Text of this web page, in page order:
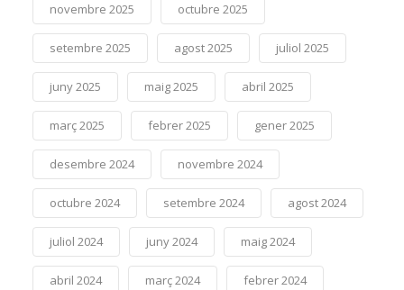
novembre 2025 octubre 2025
setembre 2025 agost 2025 juliol 2025
juny 2025 maig 2025 abril 2025
març 2025 febrer 2025 gener 2025
desembre 2024 novembre 2024
octubre 2024 setembre 2024 agost 2024
juliol 2024 juny 2024 maig 2024
abril 2024 març 2024 febrer 2024